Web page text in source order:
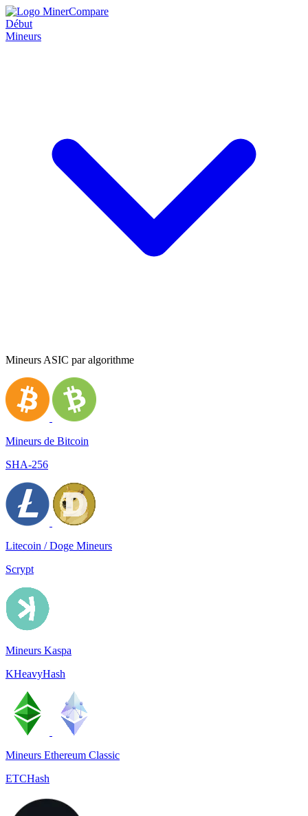
Début
Mineurs
Mineurs ASIC par algorithme
Mineurs de Bitcoin
SHA-256
Litecoin / Doge Mineurs
Scrypt
Mineurs Kaspa
KHeavyHash
Mineurs Ethereum Classic
ETCHash